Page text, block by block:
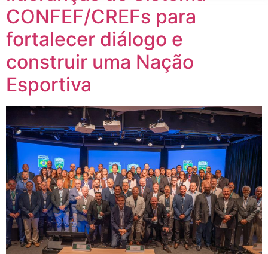
CONFEF/CREFs para
fortalecer diálogo e
construir uma Nação
Esportiva